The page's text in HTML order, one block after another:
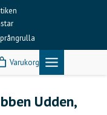
Varukorg
Udden,